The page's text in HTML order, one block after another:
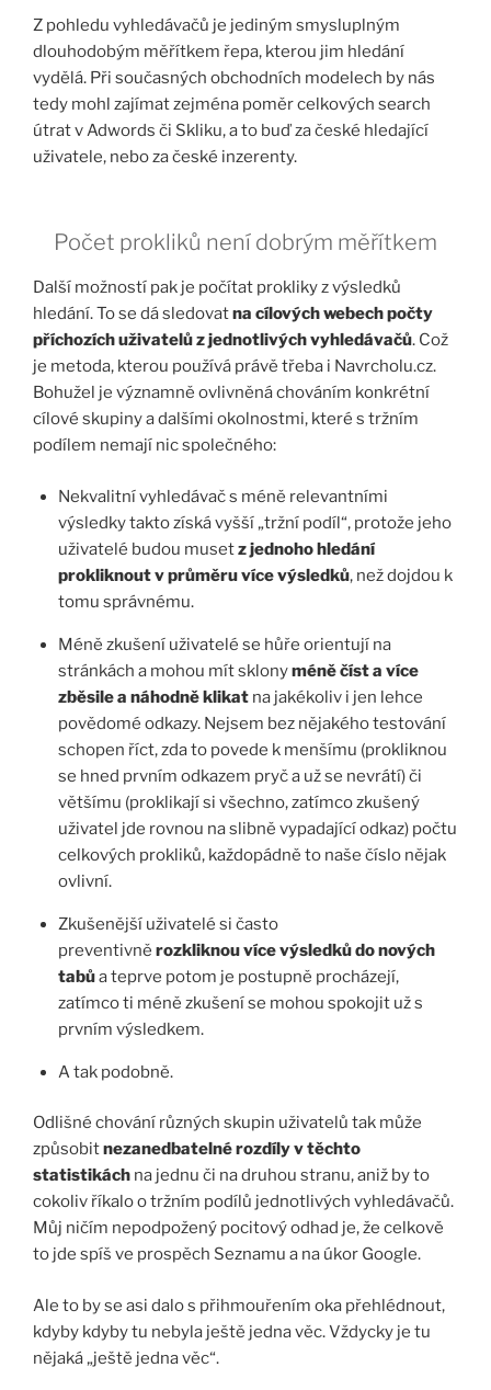
Z pohledu vyhledávačů je jediným smysluplným
dlouhodobým měřítkem řepa, kterou jim hledání
vydělá. Při současných obchodních modelech by nás
tedy mohl zajímat zejména poměr celkových search
útrat v Adwords či Skliku, a to buď za české hledající
uživatele, nebo za české inzerenty.
Počet prokliků není dobrým měřítkem
Další možností pak je počítat prokliky z výsledků
hledání. To se dá sledovatna cílových webech počty
příchozích uživatelů z jednotlivých vyhledávačů. Což
je metoda, kterou používá právě třeba i Navrcholu.cz.
Bohužel je významně ovlivněná chováním konkrétní
cílové skupiny a dalšími okolnostmi, které s tržním
podílem nemají nic společného:
Nekvalitní vyhledávač s méně relevantními
výsledky takto získá vyšší „tržní podíl“, protože jeho
uživatelé budou musetz jednoho hledání
prokliknout v průměru více výsledků, než dojdou k
tomu správnému.
Méně zkušení uživatelé se hůře orientují na
stránkách a mohou mít sklonyméně číst a více
zběsile a náhodně klikatna jakékoliv i jen lehce
povědomé odkazy. Nejsem bez nějakého testování
schopen říct, zda to povede k menšímu (prokliknou
se hned prvním odkazem pryč a už se nevrátí) či
většímu (proklikají si všechno, zatímco zkušený
uživatel jde rovnou na slibně vypadající odkaz) počtu
celkových prokliků, každopádně to naše číslo nějak
ovlivní.
Zkušenější uživatelé si často
preventivně rozkliknou více výsledků do nových
tabůa teprve potom je postupně procházejí,
zatímco ti méně zkušení se mohou spokojit už s
prvním výsledkem.
A tak podobně.
Odlišné chování různých skupin uživatelů tak může
způsobitnezanedbatelné rozdíly v těchto
statistikách na jednu či na druhou stranu, aniž by to
cokoliv říkalo o tržním podílů jednotlivých vyhledávačů.
Můj ničím nepodpožený pocitový odhad je, že celkově
to jde spíš ve prospěch Seznamu a na úkor Google.
Ale to by se asi dalo s přihmouřením oka přehlédnout,
kdyby kdyby tu nebyla ještě jedna věc. Vždycky je tu
nějaká „ještě jedna věc“.